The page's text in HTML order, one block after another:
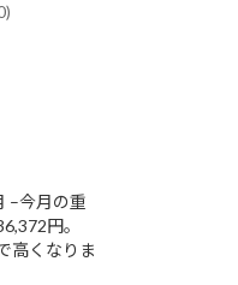
–今月の重
円。
高くなりま